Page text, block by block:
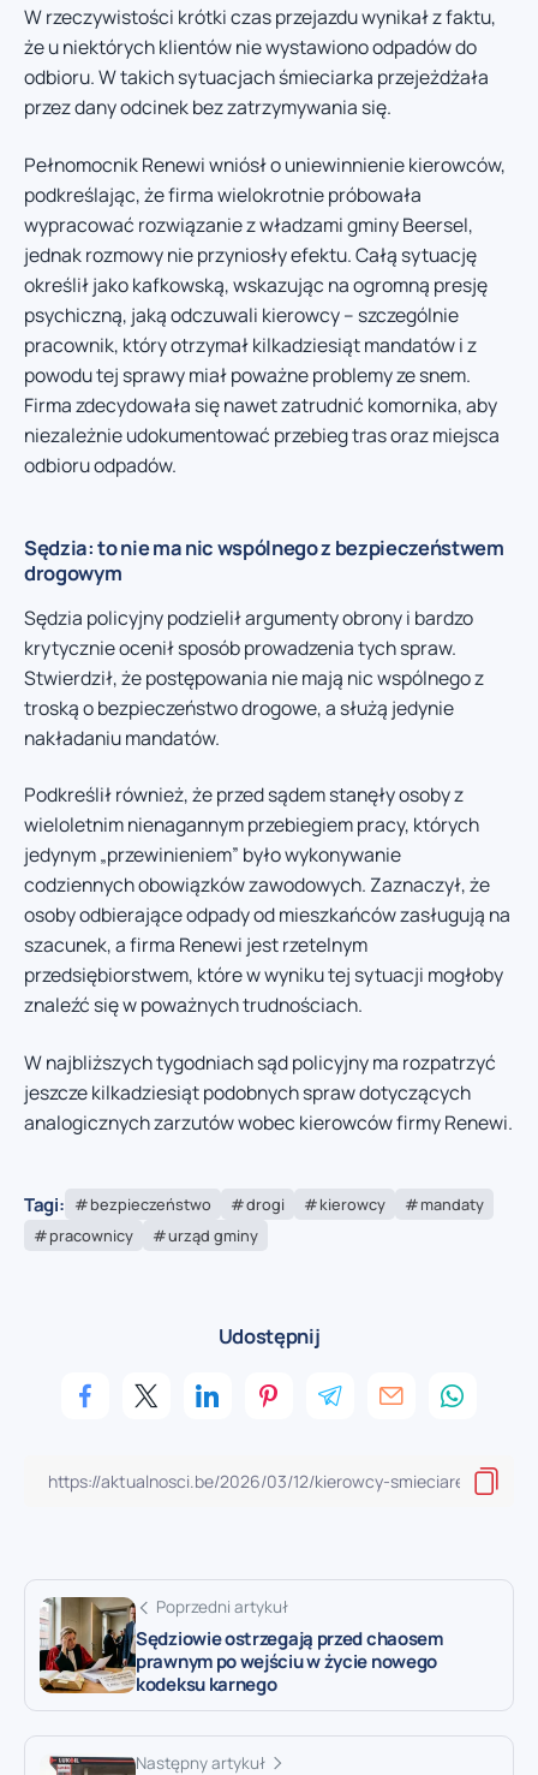
W rzeczywistości krótki czas przejazdu wynikał z faktu,
że u niektórych klientów nie wystawiono odpadów do
odbioru. W takich sytuacjach śmieciarka przejeżdżała
przez dany odcinek bez zatrzymywania się.
Pełnomocnik Renewi wniósł o uniewinnienie kierowców,
podkreślając, że firma wielokrotnie próbowała
wypracować rozwiązanie z władzami gminy Beersel,
jednak rozmowy nie przyniosły efektu. Całą sytuację
określił jako kafkowską, wskazując na ogromną presję
psychiczną, jaką odczuwali kierowcy – szczególnie
pracownik, który otrzymał kilkadziesiąt mandatów i z
powodu tej sprawy miał poważne problemy ze snem.
Firma zdecydowała się nawet zatrudnić komornika, aby
niezależnie udokumentować przebieg tras oraz miejsca
odbioru odpadów.
Sędzia: to nie ma nic wspólnego z bezpieczeństwem
drogowym
Sędzia policyjny podzielił argumenty obrony i bardzo
krytycznie ocenił sposób prowadzenia tych spraw.
Stwierdził, że postępowania nie mają nic wspólnego z
troską o bezpieczeństwo drogowe, a służą jedynie
nakładaniu mandatów.
Podkreślił również, że przed sądem stanęły osoby z
wieloletnim nienagannym przebiegiem pracy, których
jedynym „przewinieniem” było wykonywanie
codziennych obowiązków zawodowych. Zaznaczył, że
osoby odbierające odpady od mieszkańców zasługują na
szacunek, a firma Renewi jest rzetelnym
przedsiębiorstwem, które w wyniku tej sytuacji mogłoby
znaleźć się w poważnych trudnościach.
W najbliższych tygodniach sąd policyjny ma rozpatrzyć
jeszcze kilkadziesiąt podobnych spraw dotyczących
analogicznych zarzutów wobec kierowców firmy Renewi.
Tagi: bezpieczeństwo drogi kierowcy
mandaty
pracownicy
urząd gminy
Udostępnij
Poprzedni artykuł
Sędziowie ostrzegają przed chaosem
prawnym po wejściu w życie nowego
kodeksu karnego
Następny artykuł